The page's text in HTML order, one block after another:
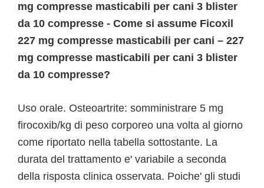
mg compresse masticabili per cani 3 blister
da 10 compresse - Come si assume Ficoxil
227 mg compresse masticabili per cani – 227
mg compresse masticabili per cani 3 blister
da 10 compresse?
Uso orale. Osteoartrite: somministrare 5 mg
firocoxib/kg di peso corporeo una volta al giorno
come riportato nella tabella sottostante. La
durata del trattamento e' variabile a seconda
della risposta clinica osservata. Poiche' gli studi